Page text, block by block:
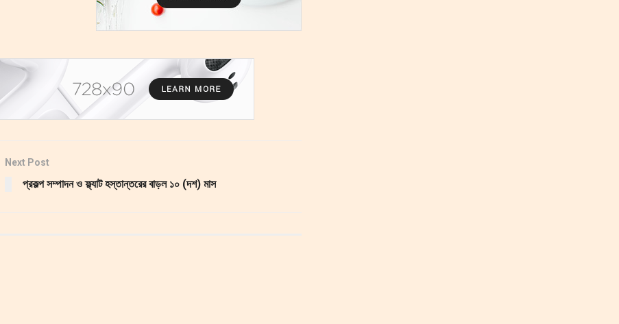
Next Post
প্রকল্প সম্পাদন ও ফ্ল্যাট হস্তান্তরের বাড়ল ১০ (দশ) মাস